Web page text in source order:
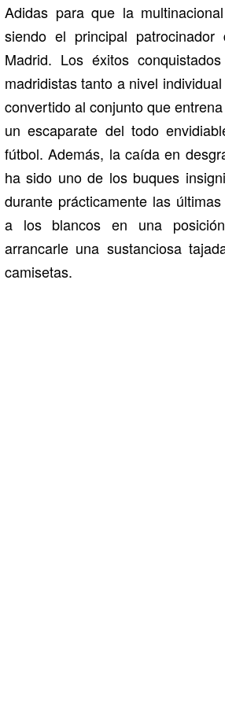
Adidas para que la
siendo el principal patrocinador
Madrid. Los éxitos
madridistas tanto a nivel
convertido al conjunto que
un escaparate del todo
fútbol. Además, la caída en
ha sido uno de los buques
durante prácticamente las
a los blancos en una
arrancarle una sustanciosa
camisetas.